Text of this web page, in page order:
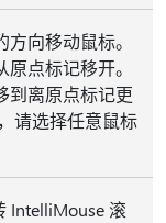
向移动鼠标。
点标记移开。
到离原点标记更
请选择任意鼠标
IntelliMouse 滚